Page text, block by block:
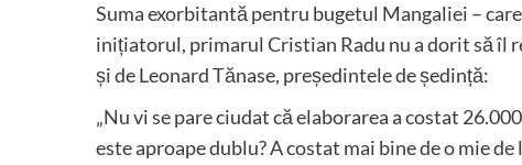
Suma exorbitantă pentru bugetul Mangaliei –
inițiatorul, primarul Cristian Radu nu a dorit să îl
și de Leonard Tănase, președintele de ședință:
„Nu vi se pare ciudat că elaborarea a costat
este aproape dublu? A costat mai bine de o mie